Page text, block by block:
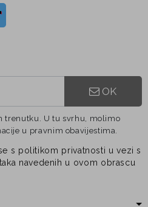
TikTok
OK
trenutku. U tu svrhu, molimo
u pravnim obavijestima.
s politikom privatnosti u vezi s
navedenih u ovom obrascu